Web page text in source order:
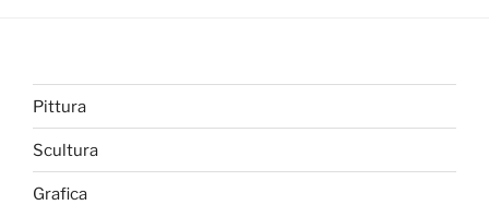
Pittura
Scultura
Grafica